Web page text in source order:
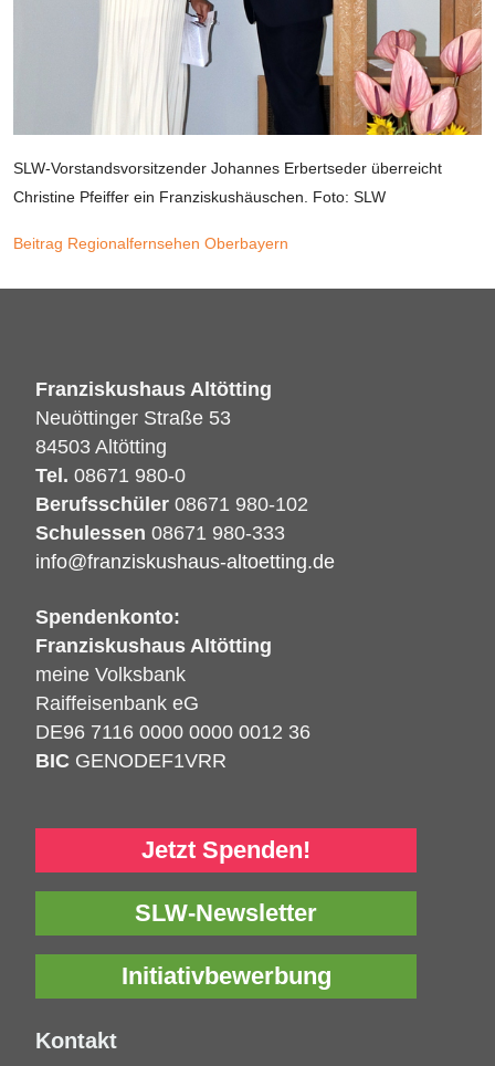
SLW-Vorstandsvorsitzender Johannes Erbertseder überreicht
Christine Pfeiffer ein Franziskushäuschen. Foto: SLW
Beitrag Regionalfernsehen Oberbayern
Franziskushaus Altötting
Neuöttinger Straße 53
84503 Altötting
Tel. 08671 980-0
Berufsschüler 08671 980-102
Schulessen 08671 980-333
info@franziskushaus-altoetting.de
Spendenkonto:
Franziskushaus Altötting
meine Volksbank
Raiffeisenbank eG
DE96 7116 0000 0000 0012 36
BIC GENODEF1VRR
Jetzt Spenden!
SLW-Newsletter
Initiativbewerbung
Kontakt